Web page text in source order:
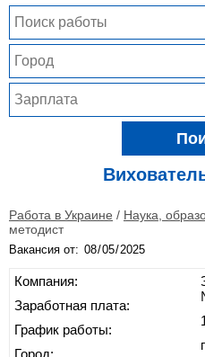
Работа в Украине / Наука,
методист
Вакансия от:
Компания:
Заработная плата:
График работы:
Город: